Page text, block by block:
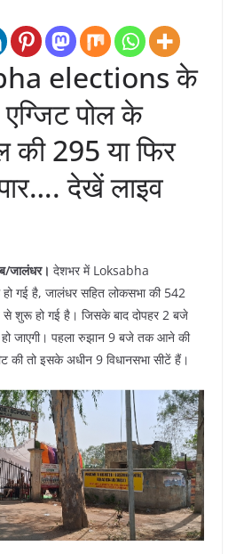
elections के
पोल के
की 295 या फिर
देखें लाइव
जालंधर। देशभर में Loksabha
गई है, जालंधर सहित लोकसभा की 542
शुरू हो गई है। जिसके बाद दोपहर 2 बजे
हो जाएगी। पहला रुझान 9 बजे तक आने की
की तो इसके अधीन 9 विधानसभा सीटें हैं।